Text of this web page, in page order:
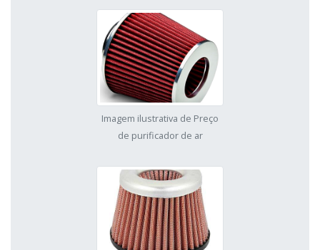
Imagem ilustrativa de Preço
de purificador de ar